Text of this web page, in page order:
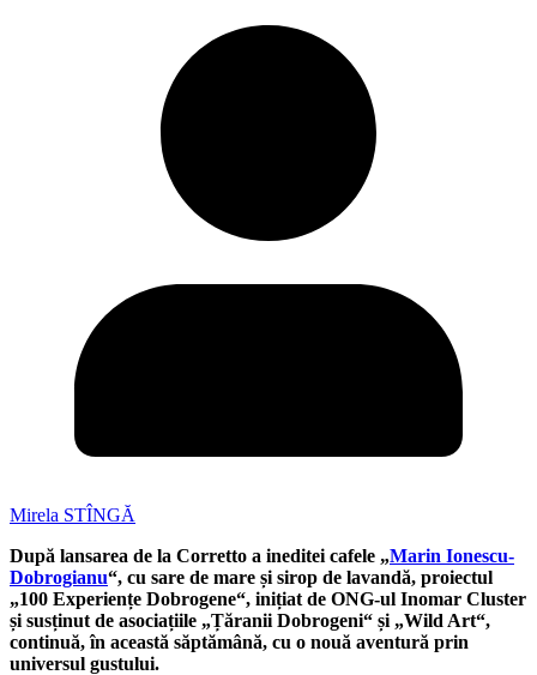
Mirela STÎNGĂ
După lansarea de la Corretto a ineditei cafele „Marin Ionescu-
Dobrogianu“, cu sare de mare și sirop de lavandă, proiectul
„100 Experiențe Dobrogene“, inițiat de ONG-ul Inomar Cluster
și susținut de asociațiile „Țăranii Dobrogeni“ și „Wild Art“,
continuă, în această săptămână, cu o nouă aventură prin
universul gustului.